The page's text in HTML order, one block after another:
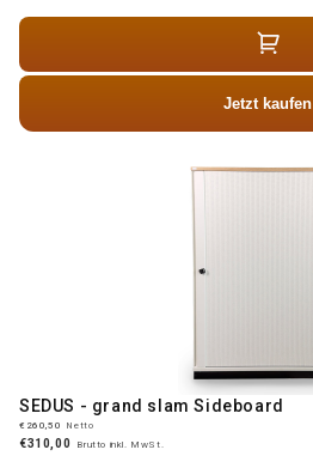
Jetzt kaufen
SEDUS - grand slam Sideboard
€260,50 Netto
€310,00 Brutto inkl. MwSt.